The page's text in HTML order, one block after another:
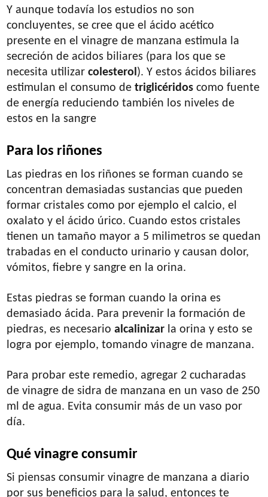
Y aunque todavía los estudios no son
concluyentes, se cree que el ácido acético
presente en el vinagre de manzana estimula la
secreción de acidos biliares (para los que se
necesita utilizarcolesterol ). Y estos ácidos biliares
estimulan el consumo detriglicéridos como fuente
de energía reduciendo también los niveles de
estos en la sangre
Para los riñones
Las piedras en los riñones se forman cuando se
concentran demasiadas sustancias que pueden
formar cristales como por ejemplo el calcio, el
oxalato y el ácido úrico. Cuando estos cristales
tienen un tamaño mayor a 5 milimetros se quedan
trabadas en el conducto urinario y causan dolor,
vómitos, fiebre y sangre en la orina.
Estas piedras se forman cuando la orina es
demasiado ácida. Para prevenir la formación de
piedras, es necesarioalcalinizar la orina y esto se
logra por ejemplo, tomando vinagre de manzana.
Para probar este remedio, agregar 2 cucharadas
de vinagre de sidra de manzana en un vaso de 250
ml de agua. Evita consumir más de un vaso por
día.
Qué vinagre consumir
Si piensas consumir vinagre de manzana a diario
por sus beneficios para la salud, entonces te